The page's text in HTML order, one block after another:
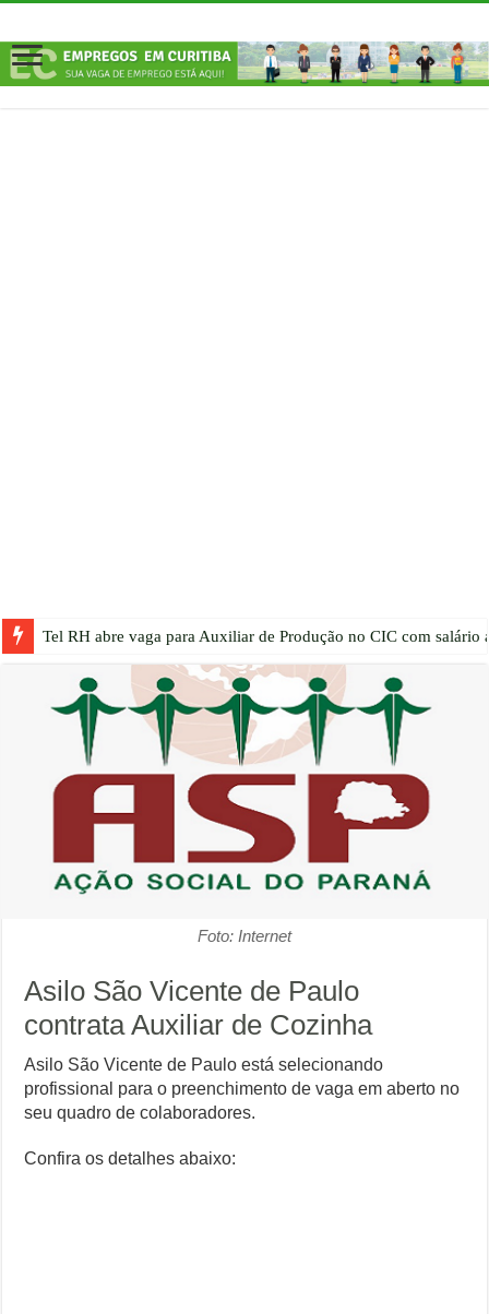
Tel RH abre vaga para Auxiliar de Produção no CIC com salário
Foto: Internet
Asilo São Vicente de Paulo
contrata Auxiliar de Cozinha
Asilo São Vicente de Paulo está selecionando
profissional para o preenchimento de vaga em aberto no
seu quadro de colaboradores.
Confira os detalhes abaixo: